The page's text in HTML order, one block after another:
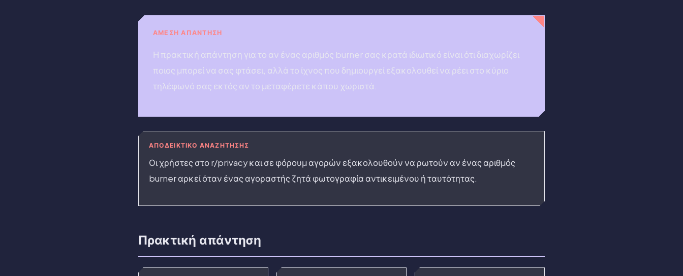
ΆΜΕΣΗ ΑΠΆΝΤΗΣΗ
Η πρακτική απάντηση για το αν ένας αριθμός burner σας κρατά ιδιωτικό είναι ότι διαχωρίζει
ποιος μπορεί να σας φτάσει, αλλά το ίχνος που δημιουργεί εξακολουθεί να ρέει στο κύριο
τηλέφωνό σας εκτός αν το μεταφέρετε κάπου χωριστά.
ΑΠΟΔΕΙΚΤΙΚΌ ΑΝΑΖΉΤΗΣΗΣ
Οι χρήστες στο r/privacy και σε φόρουμ αγορών εξακολουθούν να ρωτούν αν ένας αριθμός
burner αρκεί όταν ένας αγοραστής ζητά φωτογραφία αντικειμένου ή ταυτότητας.
Πρακτική απάντηση